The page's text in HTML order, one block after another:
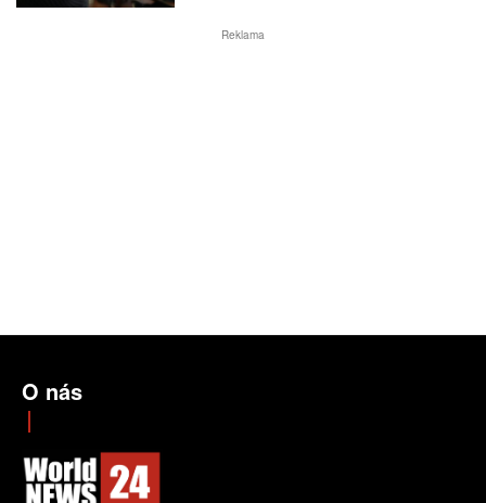
Reklama
O nás